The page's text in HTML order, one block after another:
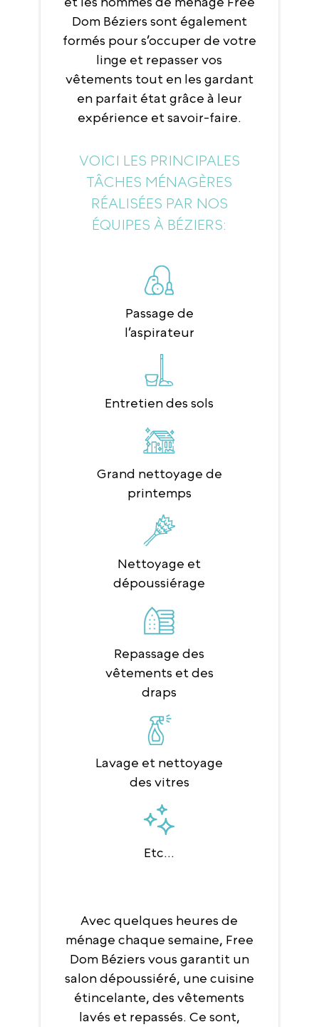
Dom Béziers sont également
formés pour s’occuper de votre
linge et repasser vos
vêtements tout en les gardant
en parfait état grâce à leur
expérience et savoir-faire.
VOICI LES PRINCIPALES
TÂCHES MÉNAGÈRES
RÉALISÉES PAR NOS
ÉQUIPES À BÉZIERS:
Passage de
l’aspirateur
Entretien des sols
Grand nettoyage de
printemps
Nettoyage et
dépoussiérage
Repassage des
vêtements et des
draps
Lavage et nettoyage
des vitres
Etc...
Avec quelques heures de
ménage chaque semaine, Free
Dom Béziers vous garantit un
salon dépoussiéré, une cuisine
étincelante, des vêtements
lavés et repassés. Ce sont,